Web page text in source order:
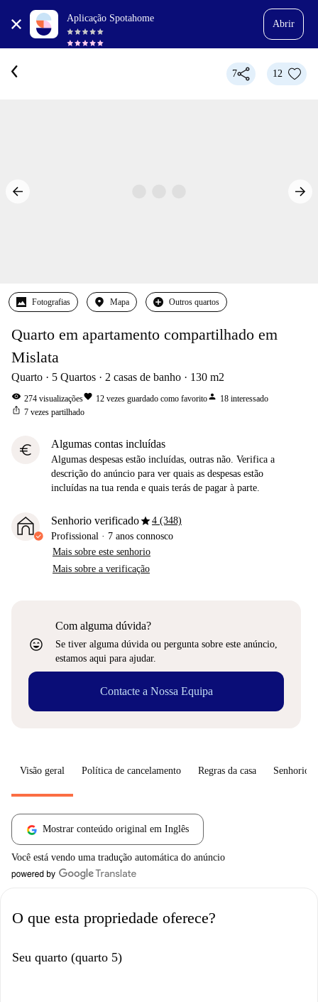
Aplicação Spotahome
Abrir
7 12
Fotografias Mapa Outros quartos
Quarto em apartamento compartilhado em
Mislata
Quarto 5 Quartos 2 casas de banho 130 m2
visibility 274 visualizaçõesfavorite 12 vezes guardado como favoritoperson 18 interessado
ios_share 7 vezes partilhado
euro Algumas contas incluídas
Algumas despesas estão incluídas, outras não. Verifica a
descrição do anúncio para ver quais as despesas estão
incluídas na tua renda e quais terás de pagar à parte.
Senhorio verificadostar4 (348)
Profissional · 7 anos connosco
Mais sobre este senhorio
Mais sobre a verificação
sentiment_very_satisfied
Com alguma dúvida?
Se tiver alguma dúvida ou pergunta sobre este anúncio,
estamos aqui para ajudar.
Contacte a Nossa Equipa
Visão geral Política de cancelamento Regras da casa Senhorio
Mostrar conteúdo original em Inglês
Você está vendo uma tradução automática do anúncio
O que esta propriedade oferece?
Seu quarto (quarto 5)